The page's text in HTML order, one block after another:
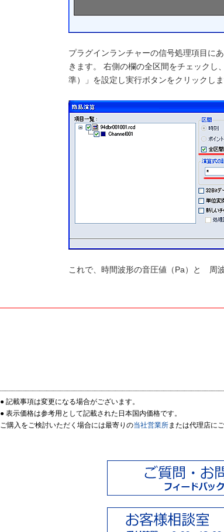
プラグインランチャーの信号処理項目に
きます。 右側の欄の全区間をチェックし
準）」を設定し実行ボタンをクリックしま
これで、時間波形の音圧値（Pa）と 周
● 記載事項は変更になる場合がございます。
● 表示価格は参考用として記載された日本国内価格です。
ご購入をご検討いただく場合には最寄りの当社営業所または代理店に